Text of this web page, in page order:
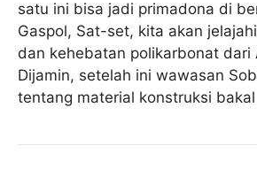
satu ini bisa jadi primadona di
Gaspol, Sat-set, kita akan
dan kehebatan polikarbonat dari
Dijamin, setelah ini wawasan
tentang material konstruksi